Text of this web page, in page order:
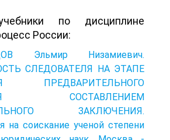
по дисциплине
России:
Эльмир Низамиевич.
СЛЕДОВАТЕЛЯ НА ЭТАПЕ
ПРЕДВАРИТЕЛЬНОГО
СОСТАВЛЕНИЕМ
ЗАКЛЮЧЕНИЯ.
на соискание ученой степени